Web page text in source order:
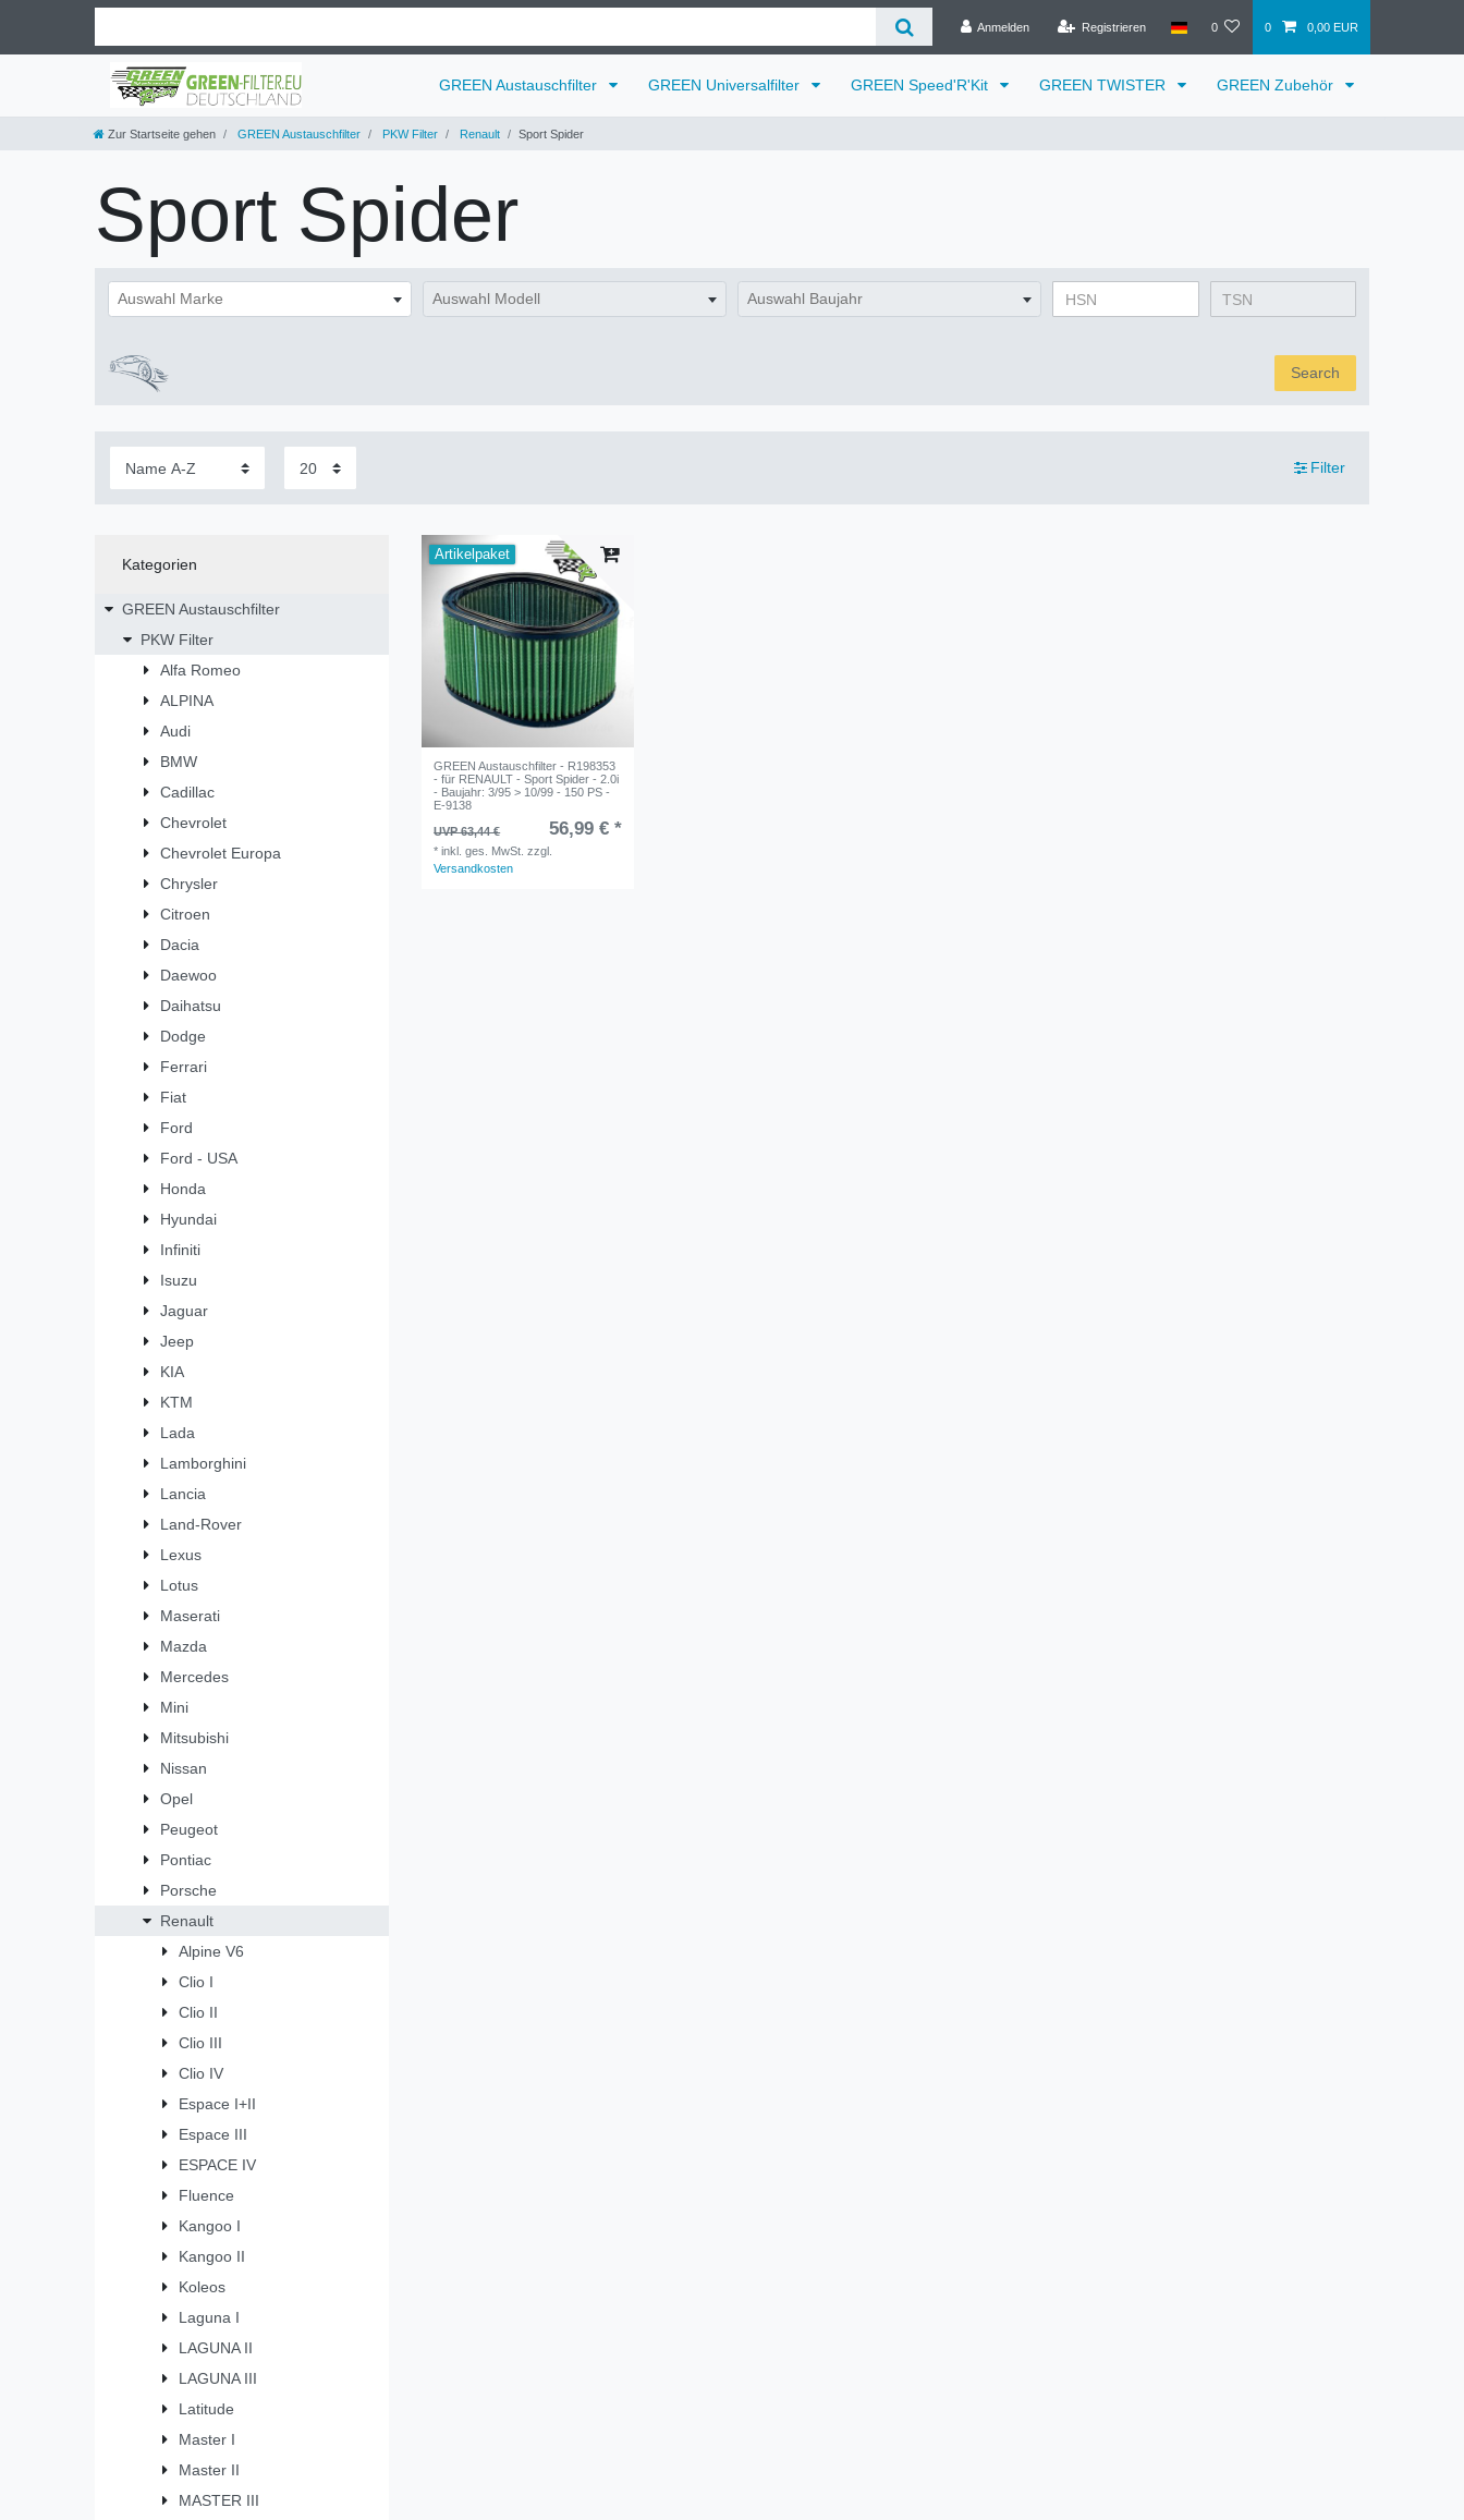
Anmelden Registrieren 0 0 0,00 EUR
GREEN Austauschfilter GREEN Universalfilter GREEN Speed'R'Kit GREEN TWISTER GREEN Zubehör
Zur Startseite gehen GREEN Austauschfilter PKW Filter Renault Sport Spider
Sport Spider
Auswahl Marke Auswahl Modell Auswahl Baujahr
Search
Filter
Kategorien
GREEN Austauschfilter
PKW Filter
Alfa Romeo
ALPINA
Audi
BMW
Cadillac
Chevrolet
Chevrolet Europa
Chrysler
Citroen
Dacia
Daewoo
Daihatsu
Dodge
Ferrari
Fiat
Ford
Ford - USA
Honda
Hyundai
Infiniti
Isuzu
Jaguar
Jeep
KIA
KTM
Lada
Lamborghini
Lancia
Land-Rover
Lexus
Lotus
Maserati
Mazda
Mercedes
Mini
Mitsubishi
Nissan
Opel
Peugeot
Pontiac
Porsche
Renault
Alpine V6
Clio I
Clio II
Clio III
Clio IV
Espace I+II
Espace III
ESPACE IV
Fluence
Kangoo I
Kangoo II
Koleos
Laguna I
LAGUNA II
LAGUNA III
Latitude
Master I
Master II
MASTER III
Artikelpaket
GREEN Austauschfilter - R198353
- für RENAULT - Sport Spider - 2.0i
- Baujahr: 3/95 > 10/99 - 150 PS -
E-9138
UVP 63,44 €
56,99 € *
*inkl. ges. MwSt. zzgl.
Versandkosten